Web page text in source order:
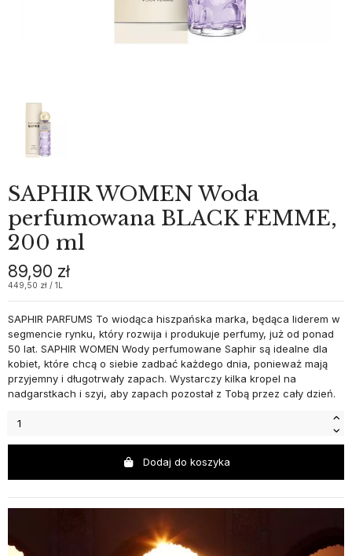
SAPHIR WOMEN Woda
perfumowana BLACK FEMME,
200 ml
89,90 zł
449,50 zł / 1L
SAPHIR PARFUMS To wiodąca hiszpańska marka, będąca liderem w
segmencie rynku, który rozwija i produkuje perfumy, już od ponad
50 lat. SAPHIR WOMEN Wody perfumowane Saphir są idealne dla
kobiet, które chcą o siebie zadbać każdego dnia, ponieważ mają
przyjemny i długotrwały zapach. Wystarczy kilka kropel na
nadgarstkach i szyi, aby zapach pozostał z Tobą przez cały dzień.
Dodaj do koszyka